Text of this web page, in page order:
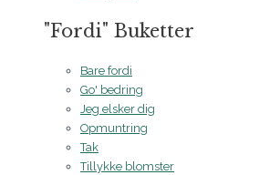
"Fordi" Buketter
Bare fordi
Go' bedring
Jeg elsker dig
Opmuntring
Tak
Tillykke blomster